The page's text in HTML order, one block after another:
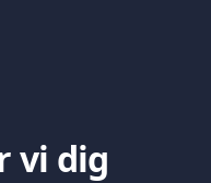
vi dig